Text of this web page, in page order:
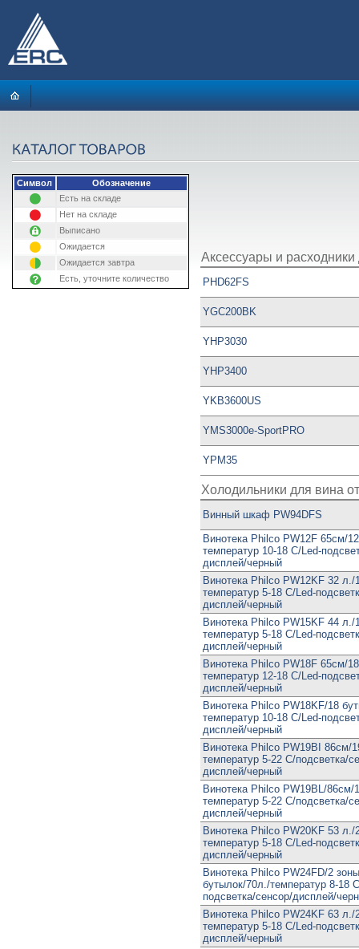
Символ
Обозначение
Есть на складе
Нет на складе
Выписано
Ожидается
Ожидается завтра
Есть, уточните количество
Аксессуары и расходники
PHD62FS
YGC200BK
YHP3030
YHP3400
YKB3600US
YMS3000e-SportPRO
YPM35
Холодильники для вина
Винный шкаф PW94DFS
Винотека Philco PW12F 65см/
температур 10-18 С/Led-
дисплей/черный
Винотека Philco PW12KF 32 л./
температур 5-18 С/Led-
дисплей/черный
Винотека Philco PW15KF 44 л./
температур 5-18 С/Led-
дисплей/черный
Винотека Philco PW18F 65см/
температур 12-18 С/Led-
дисплей/черный
Винотека Philco PW18KF/18
температур 10-18 С/Led-
дисплей/черный
Винотека Philco PW19BI 86см/
температур 5-22 C/подсветка/
дисплей/черный
Винотека Philco PW19BL/86см/
температур 5-22 C/подсветка/
дисплей/черный
Винотека Philco PW20KF 53 л./
температур 5-18 С/Led-
дисплей/черный
Винотека Philco PW24FD/2
бутылок/70л./температур 8-18
подсветка/сенсор/дисплей/
Винотека Philco PW24KF 63 л./
температур 5-18 С/Led-
дисплей/черный